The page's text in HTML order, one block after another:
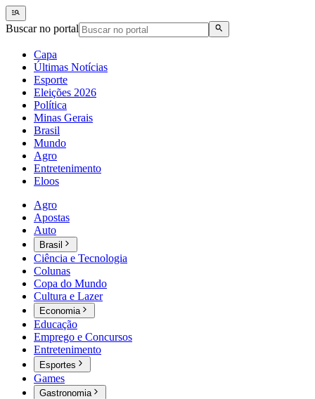
Buscar no portal
Capa
Últimas Notícias
Esporte
Eleições 2026
Política
Minas Gerais
Brasil
Mundo
Agro
Entretenimento
Eloos
Agro
Apostas
Auto
Brasil
Ciência e Tecnologia
Colunas
Copa do Mundo
Cultura e Lazer
Economia
Educação
Emprego e Concursos
Entretenimento
Esportes
Games
Gastronomia